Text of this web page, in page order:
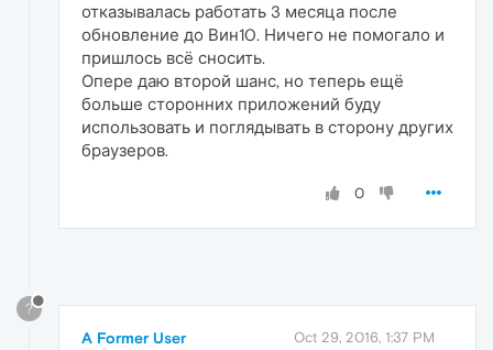
отказывалась работать 3 месяца после
обновление до Вин10. Ничего не помогало и
пришлось всё сносить.
Опере даю второй шанс, но теперь ещё
больше сторонних приложений буду
использовать и поглядывать в сторону других
браузеров.
0
?
A Former User Oct 29, 2016, 1:37 PM